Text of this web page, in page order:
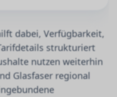
dabei, Verfügbarkeit,
strukturiert
nutzen weiterhin
Glasfaser regional